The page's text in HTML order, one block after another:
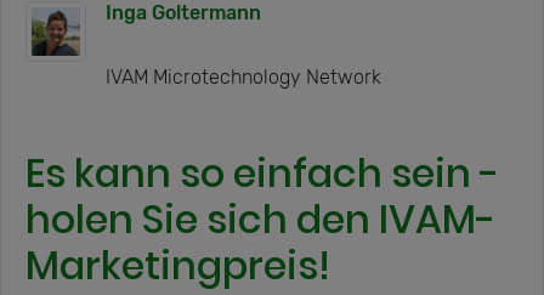
Inga Goltermann
IVAM Microtechnology Network
Es kann so einfach sein -
holen Sie sich den IVAM-
Marketingpreis!